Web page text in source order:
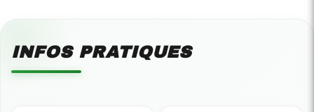
INFOS PRATIQUES